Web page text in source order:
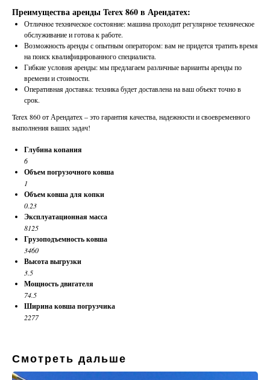
Преимущества аренды Terex 860 в Арендатех:
Отличноe техническое состояние: машина проходит регулярное техническое
обслуживание и готова к работе.
Возможность аренды с опытным оператором: вам не придется тратить время
на поиск квалифицированного специалиста.
Гибкие условия аренды: мы предлагаем различные варианты аренды по
времени и стоимости.
Оперативная доставка: техника будет доставлена на ваш объект точно в
срок.
Terex 860 от Арендатех – это гарантия качества, надежности и своевременного
выполнения ваших задач!
Глубина копания
6
Объем погрузочного ковша
1
Объем ковша для копки
0.23
Эксплуатационная масса
8125
Грузоподъемность ковша
3460
Высота выгрузки
3.5
Мощность двигателя
74.5
Ширина ковша погрузчика
2277
Смотреть дальше